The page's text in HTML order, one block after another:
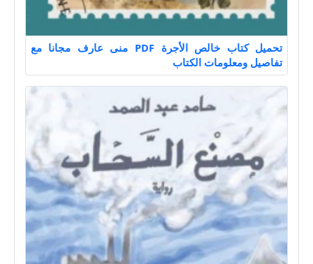
تحميل كتاب خالص الأجرة PDF منى عارف مجانا مع
تفاصيل ومعلومات الكتاب